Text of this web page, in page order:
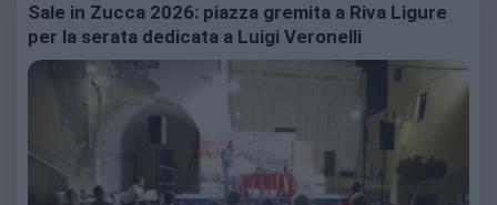
Sale in Zucca 2026: piazza gremita a Riva Ligure
per la serata dedicata a Luigi Veronelli